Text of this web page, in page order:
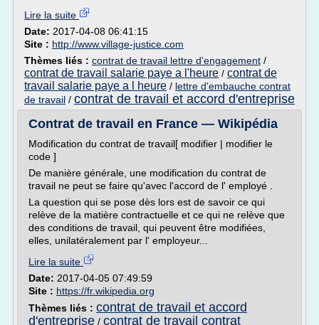
Lire la suite
Date: 2017-04-08 06:41:15
Site : http://www.village-justice.com
Thèmes liés : contrat de travail lettre d'engagement /
contrat de travail salarie paye a l'heure / contrat de
travail salarie paye a l heure / lettre d'embauche contrat
de travail / contrat de travail et accord d'entreprise
Contrat de travail en France — Wikipédia
Modification du contrat de travail[ modifier | modifier le
code ]
De manière générale, une modification du contrat de
travail ne peut se faire qu'avec l'accord de l' employé .
La question qui se pose dès lors est de savoir ce qui
relève de la matière contractuelle et ce qui ne relève que
des conditions de travail, qui peuvent être modifiées,
elles, unilatéralement par l' employeur...
Lire la suite
Date: 2017-04-05 07:49:59
Site : https://fr.wikipedia.org
Thèmes liés : contrat de travail et accord
d'entreprise / contrat de travail contrat